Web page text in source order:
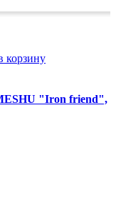
корзину
"Iron friend",